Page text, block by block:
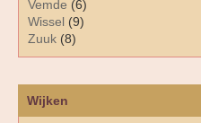
Vemde (6)
Wissel (9)
Zuuk (8)
Wijken